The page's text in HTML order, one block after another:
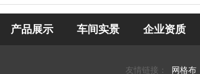
产品展示 车间实景 企业资质
友情链接： 网格布